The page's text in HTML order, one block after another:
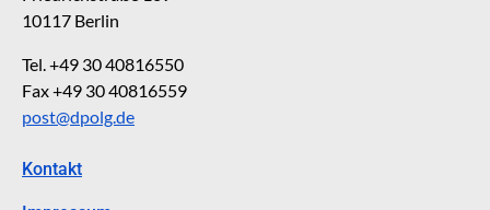
10117 Berlin
Tel. +49 30 40816550
Fax +49 30 40816559
post@dpolg.de
Kontakt